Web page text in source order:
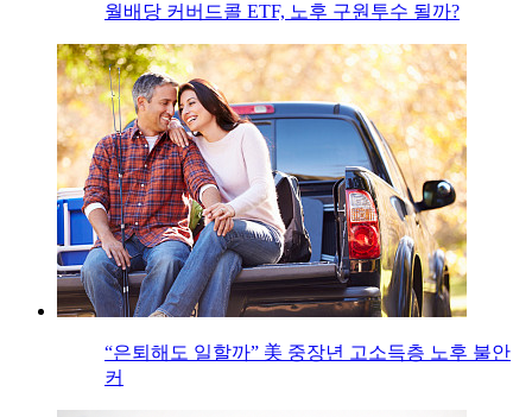
월배당 커버드콜 ETF, 노후 구원투수 될까?
“은퇴해도 일할까” 美 중장년 고소득층 노후 불안
커